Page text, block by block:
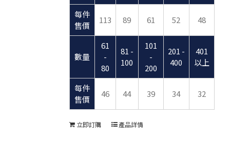
每件
售價
113 89 61 52 48
數量
61
-
80
81 -
100
101
-
200
201 -
400
401
以上
每件
售價
46 44 39 34 32
立即訂購 產品詳情